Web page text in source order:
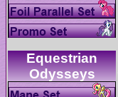
Equestrian